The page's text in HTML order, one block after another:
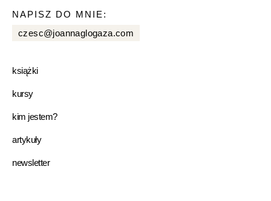
NAPISZ DO MNIE:
czesc@joannaglogaza.com
książki
kursy
kim jestem?
artykuły
newsletter